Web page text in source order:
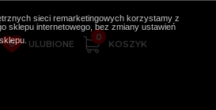
0 ULUBIONE
0
KOSZYK
sieci remarketingowych korzystamy z
sklepu internetowego, bez zmiany ustawień